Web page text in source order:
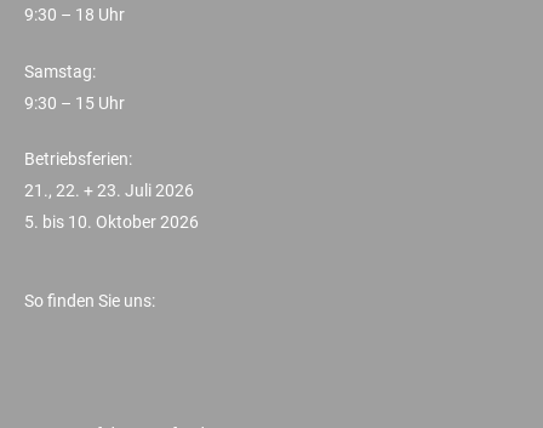
9:30 – 18 Uhr
Samstag:
9:30 – 15 Uhr
Betriebsferien:
21., 22. + 23. Juli 2026
5. bis 10. Oktober 2026
So finden Sie uns: